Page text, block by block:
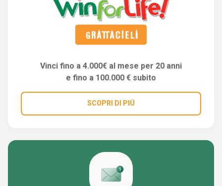
Vinci fino a 4.000€ al mese per 20 anni
e fino a 100.000 € subito
SCOPRI DI PIÚ